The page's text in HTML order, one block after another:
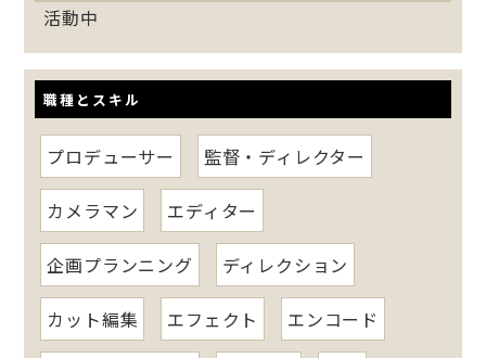
活動中
職種とスキル
プロデューサー 監督・ディレクター
カメラマン エディター
企画プランニング ディレクション
カット編集 エフェクト エンコード